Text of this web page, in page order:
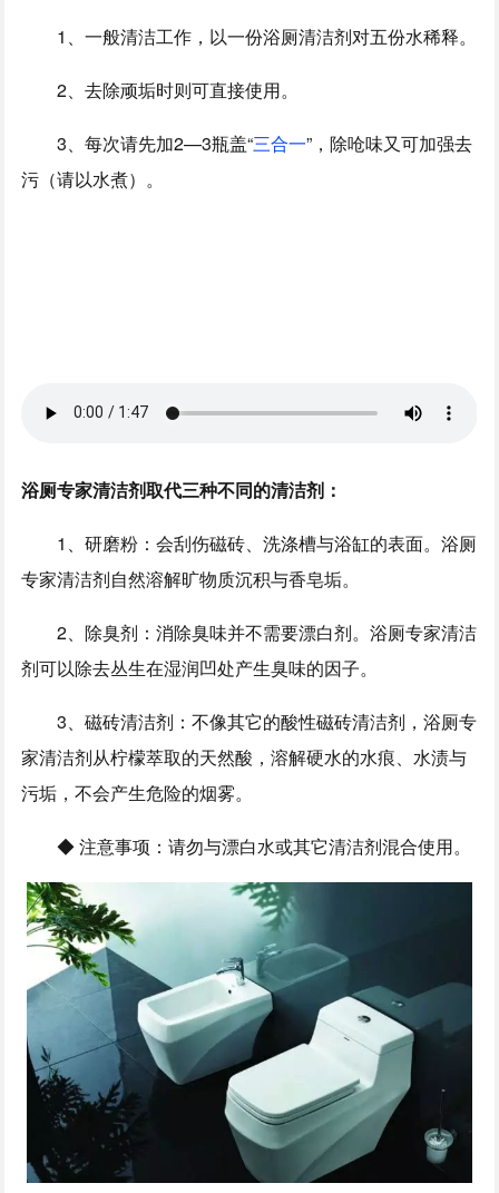
1、一般清洁工作，以一份浴厕清洁剂对五份水稀释。
2、去除顽垢时则可直接使用。
3、每次请先加2—3瓶盖“三合一”，除呛味又可加强去
污（请以水煮）。
浴厕专家清洁剂取代三种不同的清洁剂：
1、研磨粉：会刮伤磁砖、洗涤槽与浴缸的表面。浴厕
专家清洁剂自然溶解旷物质沉积与香皂垢。
2、除臭剂：消除臭味并不需要漂白剂。浴厕专家清洁
剂可以除去丛生在湿润凹处产生臭味的因子。
3、磁砖清洁剂：不像其它的酸性磁砖清洁剂，浴厕专
家清洁剂从柠檬萃取的天然酸，溶解硬水的水痕、水渍与
污垢，不会产生危险的烟雾。
◆ 注意事项：请勿与漂白水或其它清洁剂混合使用。